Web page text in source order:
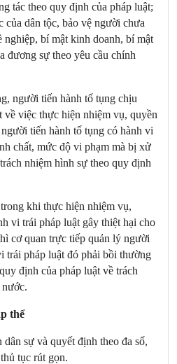
tác theo quy định của pháp luật;
của dân tộc, bảo vệ người chưa
nghiệp, bí mật kinh doanh, bí mật
đương sự theo yêu cầu chính
người tiến hành tố tụng chịu
về việc thực hiện nhiệm vụ, quyền
tiến hành tố tụng có hành vi
chất, mức độ vi phạm mà bị xử
nhiệm hình sự theo quy định
khi thực hiện nhiệm vụ,
vi trái pháp luật gây thiệt hại cho
cơ quan trực tiếp quản lý người
trái pháp luật đó phải bồi thường
định của pháp luật về trách
thể
sự và quyết định theo đa số,
tục rút gọn.